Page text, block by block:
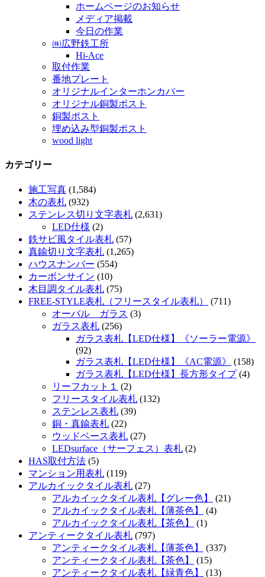
ホームページのお知らせ
メディア掲載
今日の作業
㈱広野鉄工所
Hi-Ace
取付作業
番地プレート
オリジナルインターホンカバー
オリジナル銅製ポスト
銅製ポスト
埋め込み型銅製ポスト
wood light
カテゴリー
施工写真 (1,584)
木の表札 (932)
ステンレス切り文字表札 (2,631)
LED仕様 (2)
鉄サビ風タイル表札 (57)
真鍮切り文字表札 (1,265)
ハウスナンバー (554)
カーボンサイン (10)
木目調タイル表札 (75)
FREE-STYLE表札（フリースタイル表札）
(711)
オーバル ガラス (3)
ガラス表札 (256)
ガラス表札【LED仕様】《ソーラー電源》
(92)
ガラス表札【LED仕様】《AC電源》
(158)
ガラス表札【LED仕様】長方形タイプ(4)
リーフカット１
(2)
フリースタイル表札 (132)
ステンレス表札 (39)
銅・真鍮表札 (22)
ウッドベース表札 (27)
LEDsurface（サーフェス）表札 (2)
HAS取付方法 (5)
マンション用表札 (119)
アルカイックタイル表札 (27)
アルカイックタイル表札【グレー色】
(21)
アルカイックタイル表札【薄茶色】
(4)
アルカイックタイル表札【茶色】
(1)
アンティークタイル表札 (797)
アンティークタイル表札【薄茶色】
(337)
アンティークタイル表札【茶色】
(15)
アンティークタイル表札【緑青色】
(13)